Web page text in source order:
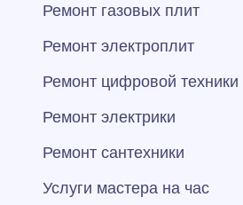
Ремонт газовых плит
Ремонт электроплит
Ремонт цифровой техники
Ремонт электрики
Ремонт сантехники
Услуги мастера на час